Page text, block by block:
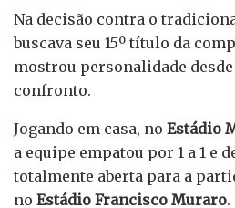
Na decisão contra o
buscava seu 15º título da
mostrou personalidade
confronto.
Jogando em casa, no Estádio
a equipe empatou por 1 a 1 e
totalmente aberta para a
no Estádio Francisco Muraro.